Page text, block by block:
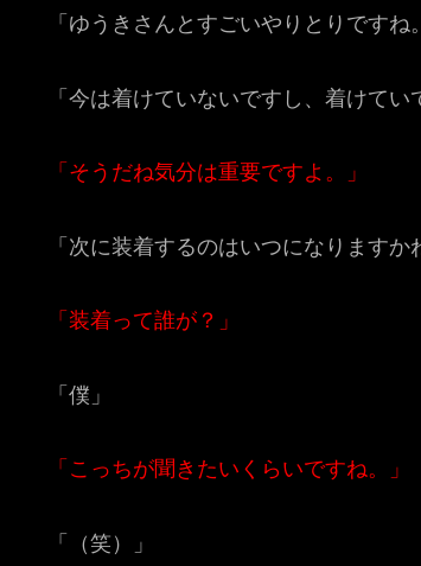
「ゆうきさんとすごいやりとりですね
「今は着けていないですし、着けて
「そうだね気分は重要ですよ。」
「次に装着するのはいつになります
「装着って誰が？」
「僕」
「こっちが聞きたいくらいですね。」
「（笑）」